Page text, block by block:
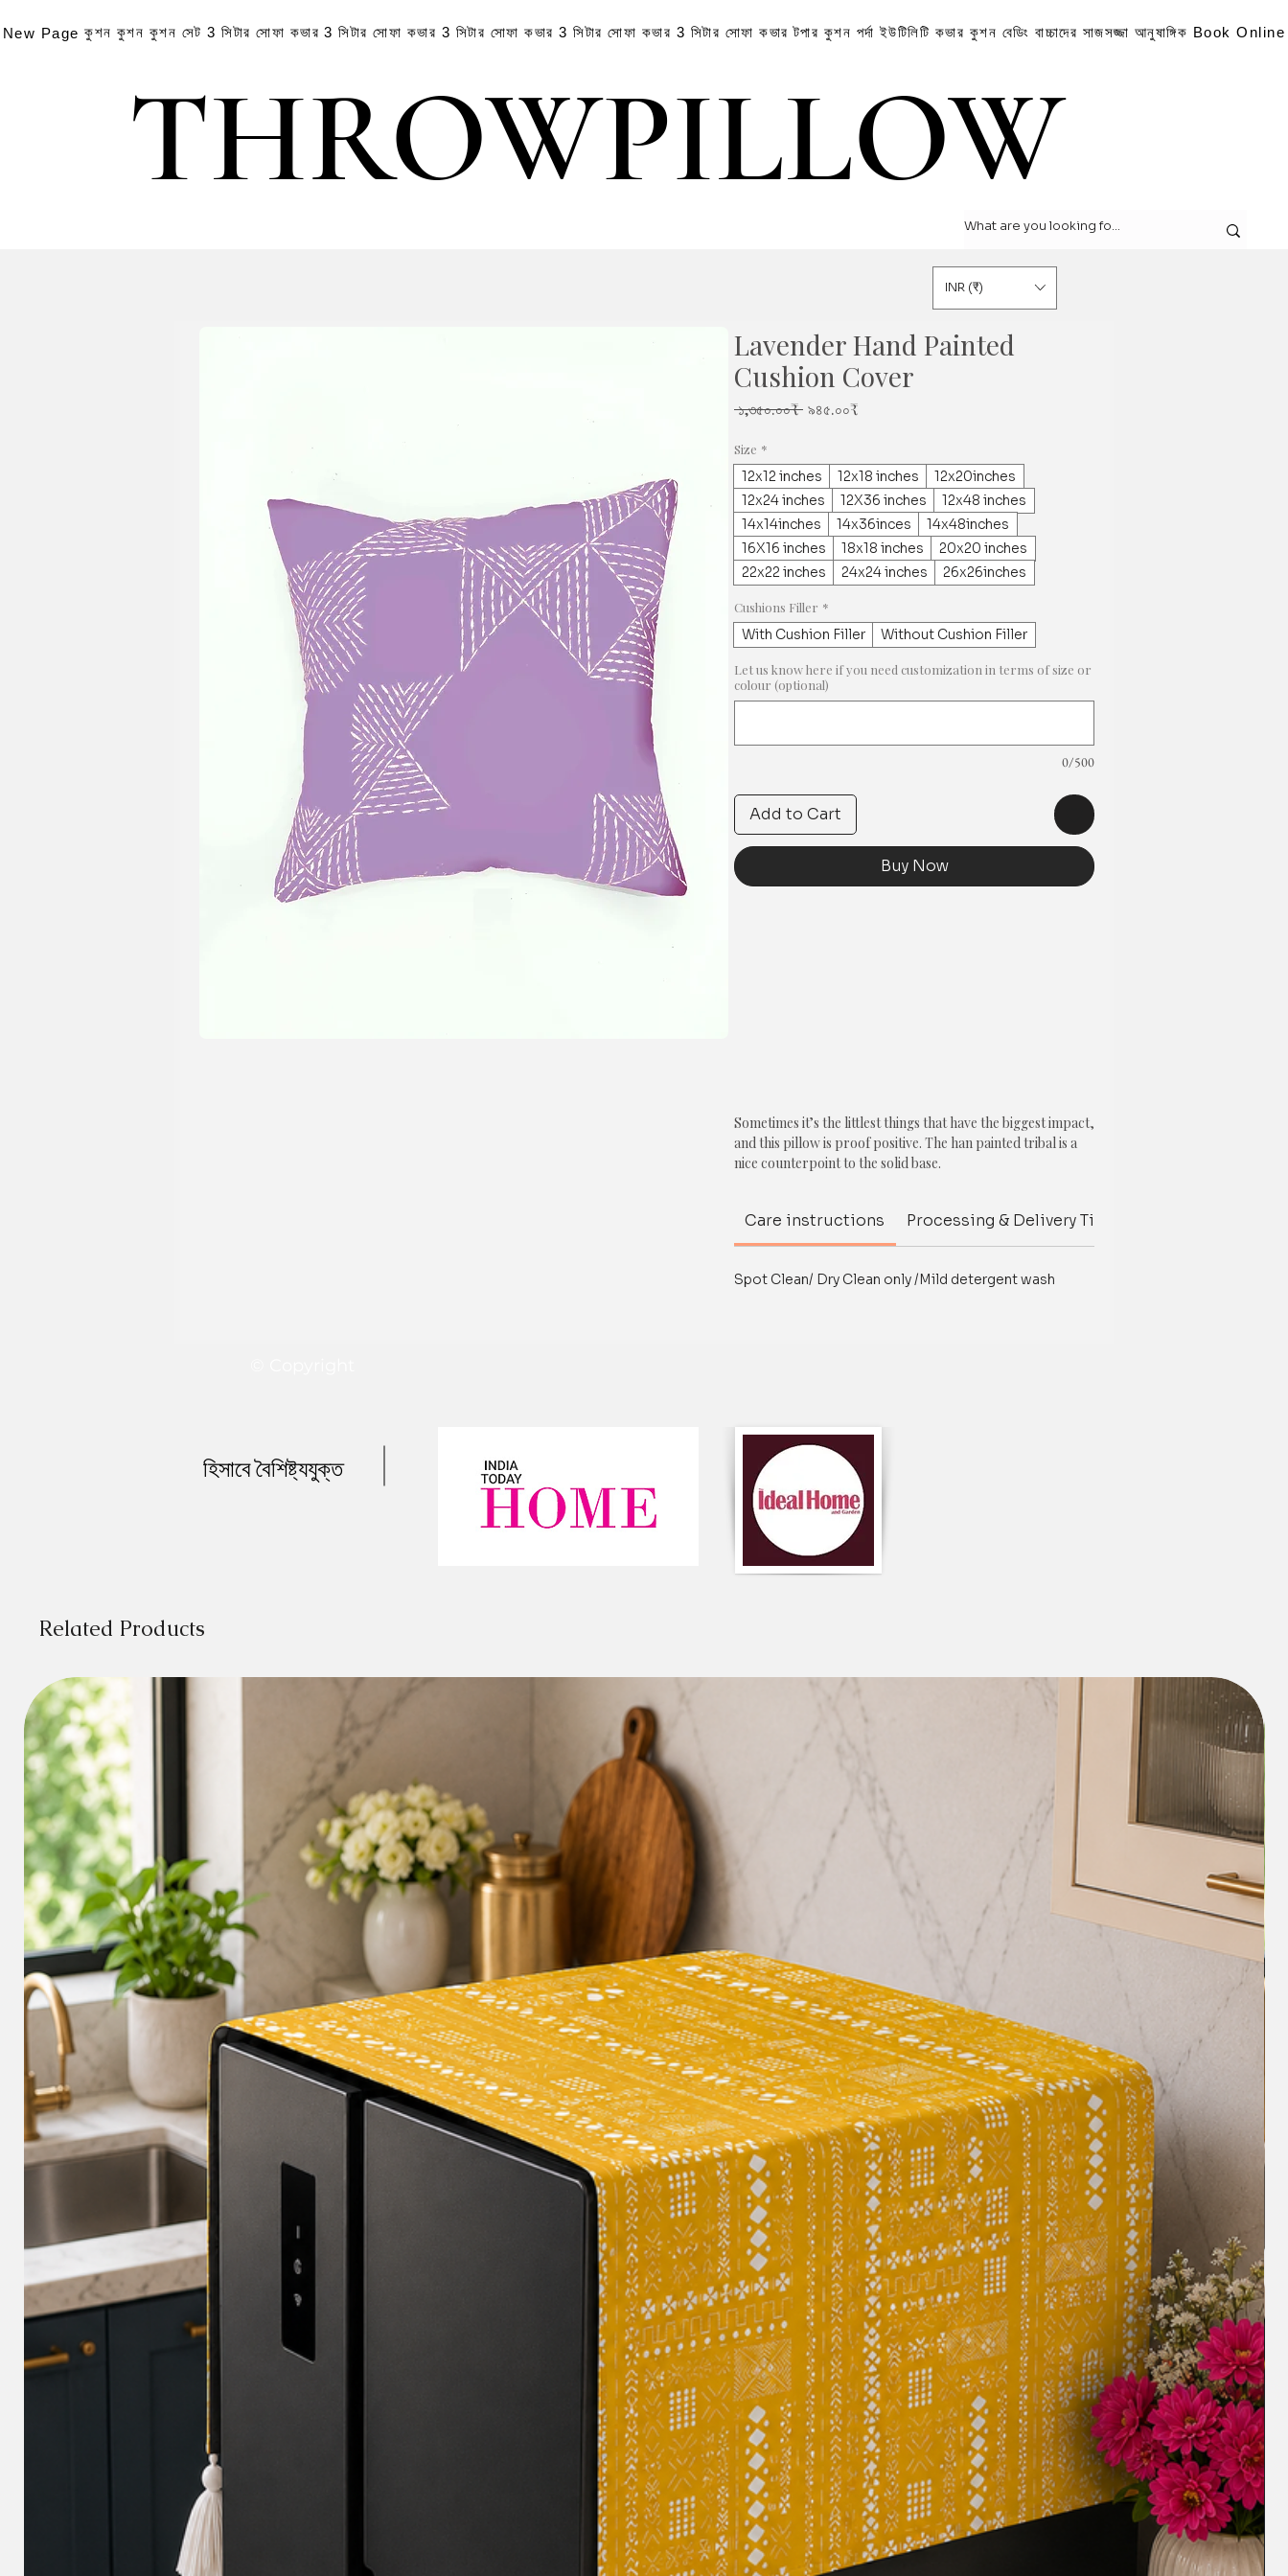
New Page কুশন কুশন কুশন সেট 3 সিটার সোফা কভার 3 সিটার সোফা কভার 3 সিটার সোফা কভার 3 সিটার সোফা কভার 3 সিটার সোফা কভার টপার কুশন পর্দা ইউটিলিটি কভার কুশন বেডিং বাচ্চাদের সাজসজ্জা আনুষাঙ্গিক Book Online
THROWPILLOW
THROWPILLOW
INR (₹)
Lavender Hand Painted
Cushion Cover
১,৩৫০.০০₹ Regular
৯৪৫.০০₹
Size *
12x12 inches 12x18 inches
12x20inches
12x24 inches
12X36 inches
12x48 inches
14x14inches
14x36inces
14x48inches
16X16 inches
18x18 inches
20x20 inches
22x22 inches
24x24 inches 26x26inches
Cushions Filler *
With Cushion Filler Without Cushion Filler
Let us know here if you need customization in terms of size or
colour (optional)
0/500
Add to Cart
Buy Now
Sometimes it’s the littlest things that have the biggest impact,
and this pillow is proof positive. The han painted tribal is a
nice counterpoint to the solid base.
Care instructions Processing & Delivery Time
Spot Clean/ Dry Clean only /Mild detergent wash
হিসাবে বৈশিষ্ট্যযুক্ত
Related Products